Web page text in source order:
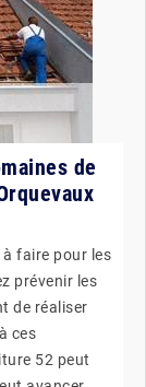
de
faire pour les
prévenir les
de réaliser
ces
52 peut